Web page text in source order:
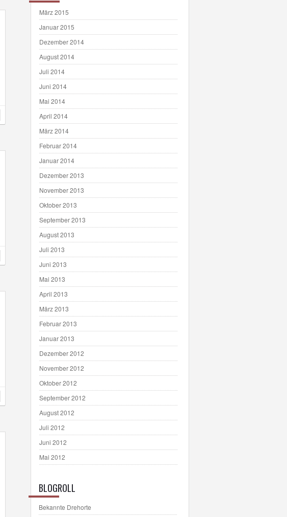
März 2015
Januar 2015
Dezember 2014
August 2014
Juli 2014
Juni 2014
Mai 2014
April 2014
März 2014
Februar 2014
Januar 2014
Dezember 2013
November 2013
Oktober 2013
September 2013
August 2013
Juli 2013
Juni 2013
Mai 2013
April 2013
März 2013
Februar 2013
Januar 2013
Dezember 2012
November 2012
Oktober 2012
September 2012
August 2012
Juli 2012
Juni 2012
Mai 2012
BLOGROLL
Bekannte Drehorte